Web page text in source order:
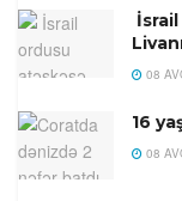
08
16
08